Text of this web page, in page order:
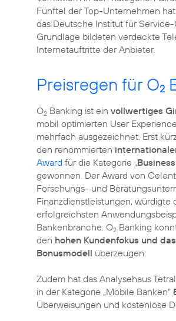
Fünftel der Top-Unternehmen
das Deutsche Institut für
Grundlage bildeten verdeckte
Internetauftritte der Anbieter.
Preisregen für O2
O2 Banking ist ein vollwertiges
mobil optimierten User
mehrfach ausgezeichnet. Erst
den renommierten
Award für die Kategorie „
gewonnen. Der Award von
Forschungs- und
Finanzdienstleistungen, würdigte
erfolgreichsten
Bankenbranche. O2 Banking
den hohen Kundenfokus und
Bonusmodell überzeugen.
Zudem hat das Analysehaus
in der Kategorie „Mobile Banken“
Überweisungen und kostenlose